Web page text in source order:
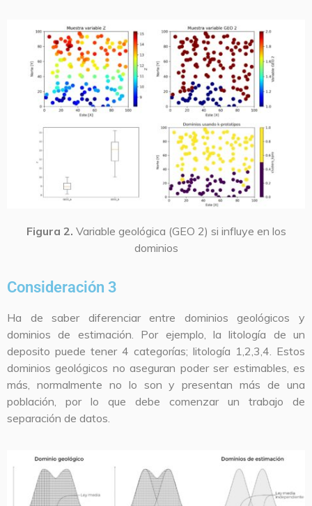
Figura 2. Variable geológica (GEO 2) si influye en los
dominios
Consideración 3
Ha de saber diferenciar entre dominios geológicos y
dominios de estimación. Por ejemplo, la litología de un
deposito puede tener 4 categorías; litología 1,2,3,4. Estos
dominios geológicos no aseguran poder ser estimables, es
más, normalmente no lo son y presentan más de una
población, por lo que debe comenzar un trabajo de
separación de datos.